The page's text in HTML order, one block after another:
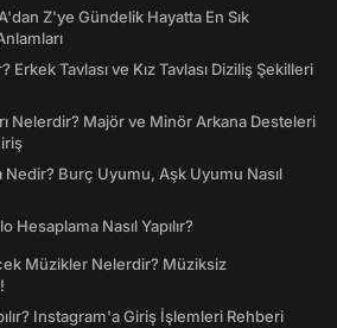
Z'ye Gündelik Hayatta En Sık
Erkek Tavlası ve Kız Tavlası Diziliş Şekilleri
Nelerdir? Majör ve Minör Arkana Desteleri
Burç Uyumu, Aşk Uyumu Nasıl
Hesaplama Nasıl Yapılır?
Müzikler Nelerdir? Müziksiz
Instagram'a Giriş İşlemleri Rehberi